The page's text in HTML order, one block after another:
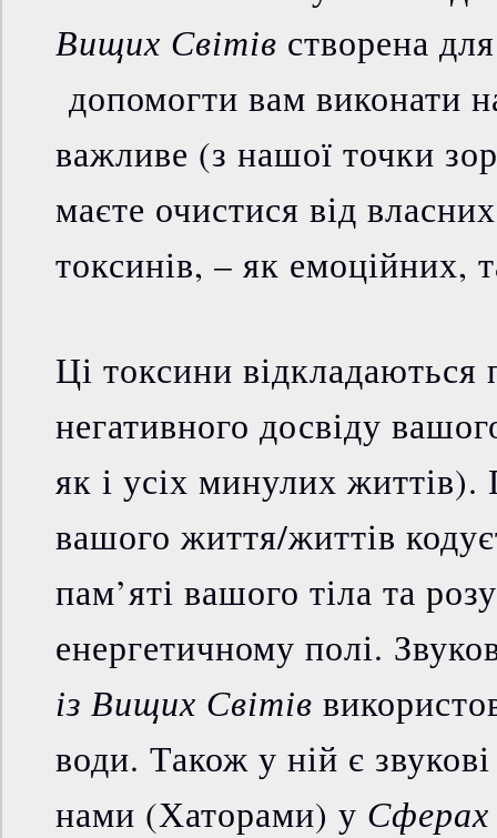
Вищих Світів створена
допомогти вам виконати
важливе (з нашої точки
маєте очистися від
токсинів, – як емоційних,
Ці токсини відкладаються
негативного досвіду
як і усіх минулих життів).
вашого життя/життів
пам’яті вашого тіла та
енергетичному полі.
із Вищих Світів
води. Також у ній є
нами (Хаторами) у